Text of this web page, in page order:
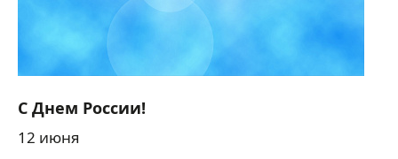
С Днем России!
12 июня